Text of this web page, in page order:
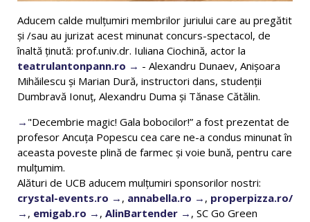
Aducem calde mulțumiri membrilor juriului care au pregătit
și /sau au jurizat acest minunat concurs-spectacol, de
înaltă ținută: prof.univ.dr. Iuliana Ciochină, actor la
teatrulantonpann.ro
- Alexandru Dunaev, Anișoara
Mihăilescu și Marian Dură, instructori dans, studenții
Dumbravă Ionuț, Alexandru Duma și Tănase Cătălin.
"Decembrie magic! Gala bobocilor!” a fost prezentat de
profesor Ancuța Popescu cea care ne-a condus minunat în
aceasta poveste plină de farmec și voie bună, pentru care
mulțumim.
Alături de UCB aducem mulțumiri sponsorilor nostri:
crystal-events.ro
, annabella.ro , properpizza.ro/
, emigab.ro , AlinBartender
, SC Go Green